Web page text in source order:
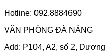
Hotline: 092.8884690
VĂN PHÒNG ĐÀ NẴNG
Add: P104, A2, số 2,